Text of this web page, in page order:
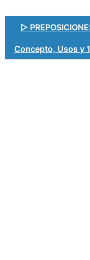
▷
Concepto, Usos y